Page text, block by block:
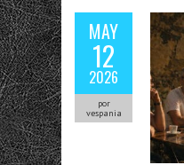
MAY
12
2026
por
vespania